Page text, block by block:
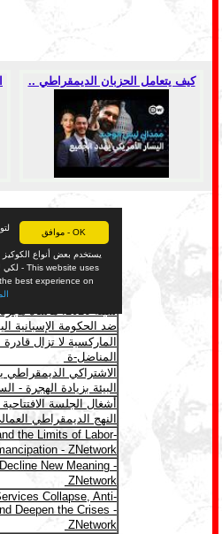
كيف يتعامل الحزبان الديمقراطي ..